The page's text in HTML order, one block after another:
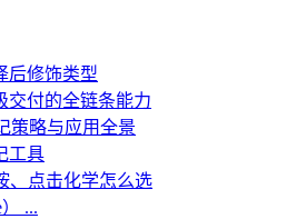
后修饰类型
交付的全链条能力
策略与应用全景
工具
、点击化学怎么选
...